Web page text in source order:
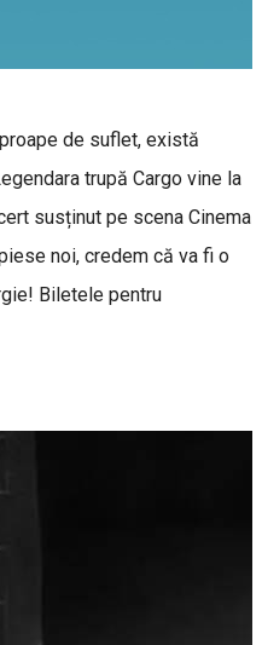
de suflet, există
trupă Cargo vine la
susținut pe scena Cinema
noi, credem că va fi o
Biletele pentru